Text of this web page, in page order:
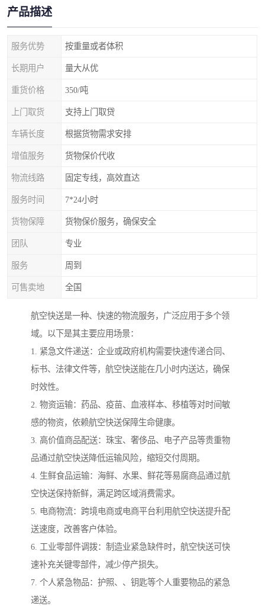
产品描述
服务优势 按重量或者体积
长期用户 量大从优
重货价格 350/吨
上门取货 支持上门取贷
车辆长度 根据货物需求安排
增值服务 货物保价代收
物流线路 固定专线，高效直达
服务时间 7*24小时
货物保障 货物保价服务，确保安全
团队 专业
服务 周到
可售卖地 全国
航空快送是一种、快速的物流服务，广泛应用于多个领
域。以下是其主要应用场景：
1. 紧急文件递送：企业或政府机构需要快速传递合同、
标书、法律文件等，航空快送能在几小时内送达，确保
时效性。
2. 物资运输：药品、疫苗、血液样本、移植等对时间敏
感的物资，依赖航空快送保障生命健康。
3. 高价值商品配送：珠宝、奢侈品、电子产品等贵重物
品通过航空快送降低运输风险，缩短交付周期。
4. 生鲜食品运输：海鲜、水果、鲜花等易腐商品通过航
空快送保持新鲜，满足跨区域消费需求。
5. 电商物流：跨境电商或电商平台利用航空快送提升配
送速度，改善客户体验。
6. 工业零部件调拨：制造业紧急缺件时，航空快送可快
速补充关键零部件，减少停产损失。
7. 个人紧急物品：护照、、钥匙等个人重要物品的紧急
递送。